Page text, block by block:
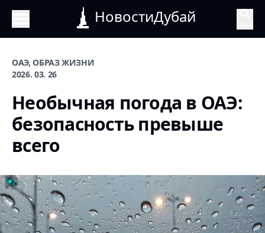
НовостиДубай
ОАЭ, ОБРАЗ ЖИЗНИ
2026. 03. 26
Необычная погода в ОАЭ:
безопасность превыше
всего